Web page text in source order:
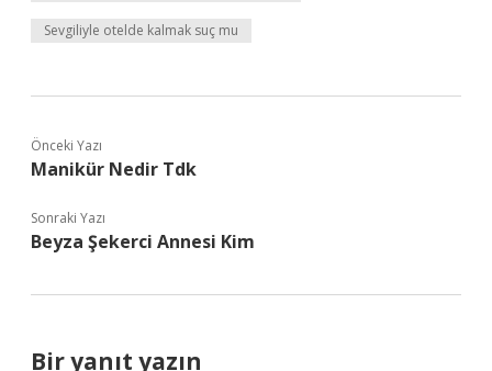
Sevgiliyle otelde kalmak suç mu
Önceki Yazı
Manikür Nedir Tdk
Sonraki Yazı
Beyza Şekerci Annesi Kim
Bir yanıt yazın